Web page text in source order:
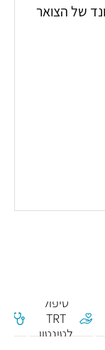
של הצואר
טיפול
TRT
לטינטון